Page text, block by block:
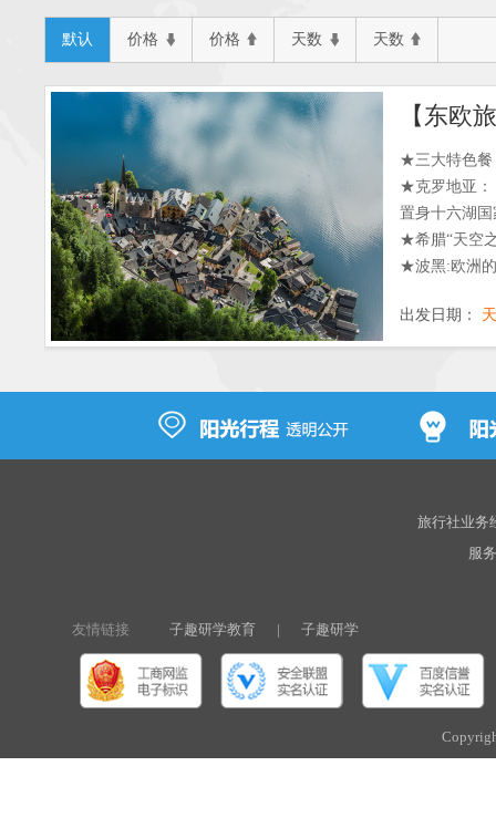
默认 价格 价格 天数 天数
出发日期：
★三大特色餐
★克罗地亚：
置身十六湖
★希腊“天空
★波黑:欧洲
★斯洛文尼亚
★塞尔维亚：
旅行社业务
服
友情链接 子趣研学教育 | 子趣研学